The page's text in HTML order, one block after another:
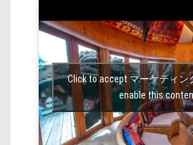
Click to accept マーケティン
enable this